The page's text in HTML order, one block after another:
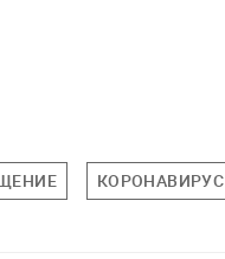
КОРОНАВИРУС